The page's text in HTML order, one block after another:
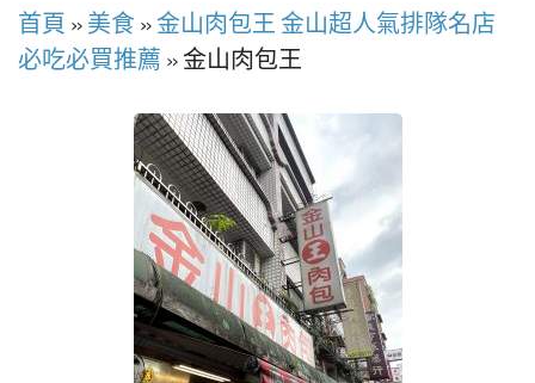
首頁 » 美食 »金山肉包王 金山超人氣排隊名店
必吃必買推薦 »金山肉包王